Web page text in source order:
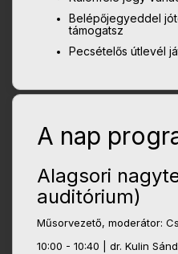
Belépőjegyeddel
támogatsz
Pecsételős útlevél
A nap
Alagsori
auditórium)
Műsorvezető, moderátor:
10:00 - 10:40 | dr. Kulin